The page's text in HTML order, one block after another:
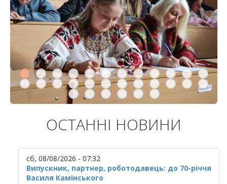
ОСТАННІ НОВИНИ
сб, 08/08/2026 - 07:32
Випускник, партнер, роботодавець: до 70-річчя
Василя Камінського